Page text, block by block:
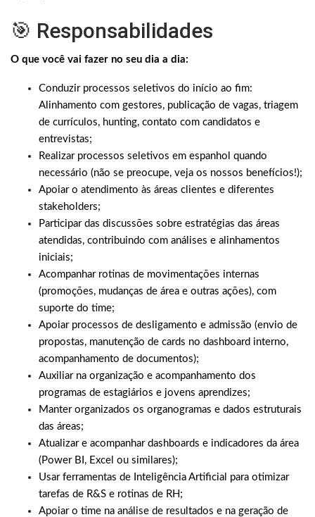
🎯 Responsabilidades
O que você vai fazer no seu dia a dia:
Conduzir processos seletivos do início ao fim:
Alinhamento com gestores, publicação de vagas, triagem
de currículos, hunting, contato com candidatos e
entrevistas;
Realizar processos seletivos em espanhol quando
necessário (não se preocupe, veja os nossos benefícios!);
Apoiar o atendimento às áreas clientes e diferentes
stakeholders;
Participar das discussões sobre estratégias das áreas
atendidas, contribuindo com análises e alinhamentos
iniciais;
Acompanhar rotinas de movimentações internas
(promoções, mudanças de área e outras ações), com
suporte do time;
Apoiar processos de desligamento e admissão (envio de
propostas, manutenção de cards no dashboard interno,
acompanhamento de documentos);
Auxiliar na organização e acompanhamento dos
programas de estagiários e jovens aprendizes;
Manter organizados os organogramas e dados estruturais
das áreas;
Atualizar e acompanhar dashboards e indicadores da área
(Power BI, Excel ou similares);
Usar ferramentas de Inteligência Artificial para otimizar
tarefas de R&S e rotinas de RH;
Apoiar o time na análise de resultados e na geração de